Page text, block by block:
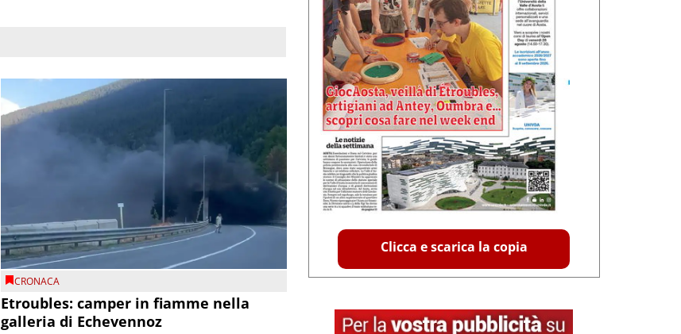
CRONACA
Etroubles: camper in fiamme nella
galleria di Echevennoz
Clicca e scarica la copia